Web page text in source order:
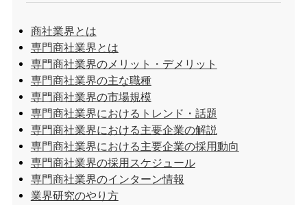
商社業界とは
専門商社業界とは
専門商社業界のメリット・デメリット
専門商社業界の主な職種
専門商社業界の市場規模
専門商社業界におけるトレンド・話題
専門商社業界における主要企業の解説
専門商社業界における主要企業の採用動向
専門商社業界の採用スケジュール
専門商社業界のインターン情報
業界研究のやり方